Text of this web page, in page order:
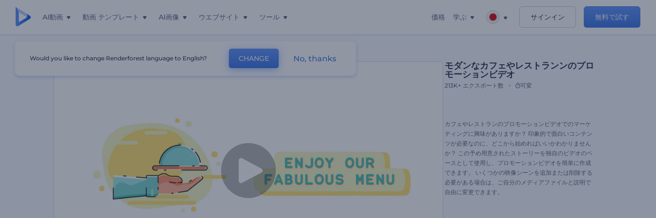
AI動画 動画 テンプレート AI画像 ウエブサイト ツール 価格 学ぶ サインイン 無料で試す
モダンなカフェやレストランンのプロモーションビデオ
モダンなカフェやレストランンのプロ
モーションビデオ
213K+ エクスポート数 可変
カフェやレストランのプロモーションビデオでのマーケ
ティングに興味がありますか？ 印象的で面白いコンテン
ツが必要なのに、どこから始めればいいかわかりません
か？ この予め用意されたストーリーを独自のビデオのベ
ースとして使用し、プロモーションビデオを簡単に作成
できます。 いくつかの映像シーンを追加または削除する
必要がある場合は、ご自分のメディアファイルと説明で
自由に変更できます。
Would you like to change Renderforest language to English? CHANGE No, thanks